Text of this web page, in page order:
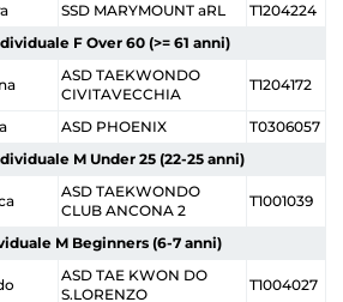
SSD MARYMOUNT aRL
T1204224
F Over 60 (>= 61 anni)
ASD TAEKWONDO
CIVITAVECCHIA
T1204172
ASD PHOENIX
T0306057
M Under 25 (22-25 anni)
ASD TAEKWONDO
CLUB ANCONA 2
T1001039
M Beginners (6-7 anni)
ASD TAE KWON DO
S.LORENZO
T1004027